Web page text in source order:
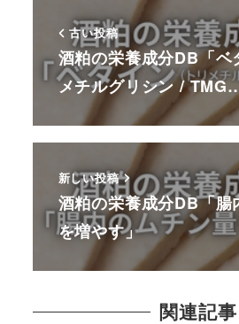
古い投稿
酒粕の栄養成分DB「ベ
メチルグリシン /
新しい投稿
酒粕の栄養成分DB「腸
を増やす」
関連記事